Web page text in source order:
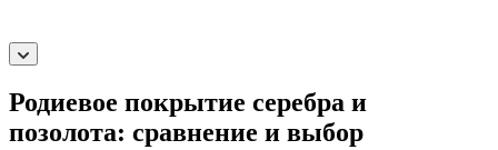
Родиевое покрытие серебра и
позолота: сравнение и выбор